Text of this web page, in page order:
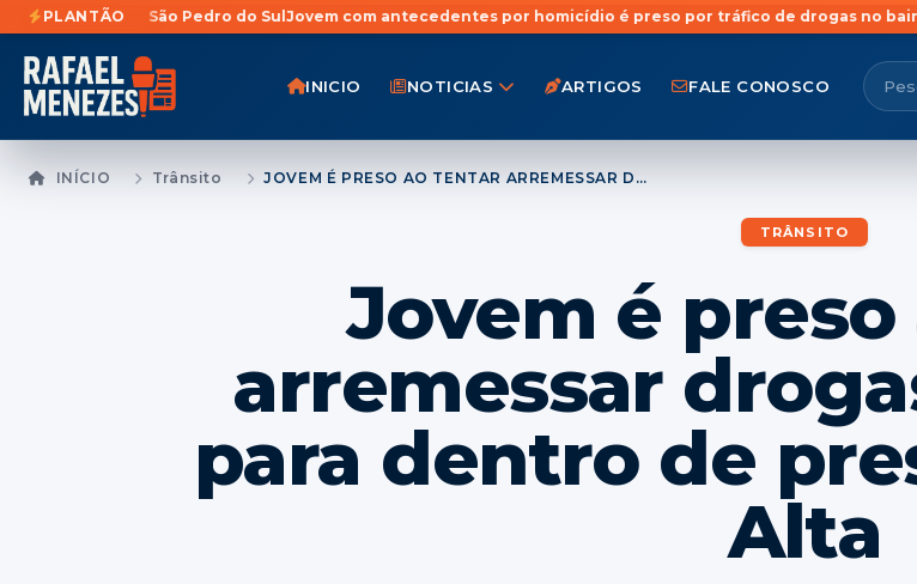
PLANTÃO
em São Pedro do Sul Jovem com antecedentes por homicídio é preso por tráfico de drogas no bairro Pinheiro
INICIO NOTICIAS ARTIGOS FALE CONOSCO
INÍCIO Trânsito JOVEM É PRESO AO TENTAR ARREMESSAR DROGAS E CELULARES PARA DENTRO DE PRESÍDIO EM CRUZ ALTA
TRÂNSITO
Jovem é
arremessar
para dentro de
Alta